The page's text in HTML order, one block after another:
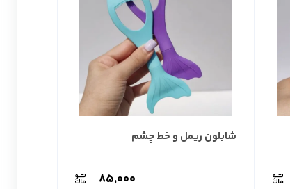
شابلون ریمل و خط چشم
۸۵,۰۰۰